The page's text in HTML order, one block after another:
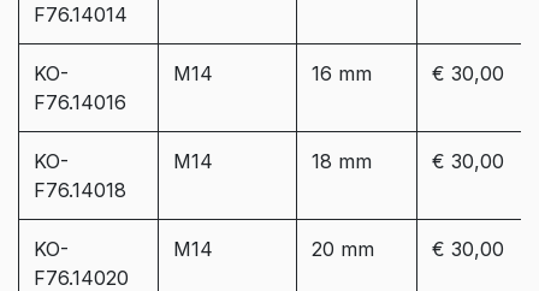
F76.14014
KO-
F76.14016
M14 16 mm € 30,00
KO-
F76.14018
M14 18 mm € 30,00
KO-
F76.14020
M14 20 mm € 30,00